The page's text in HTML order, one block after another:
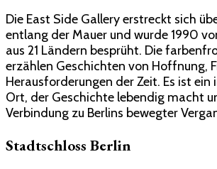
Die East Side Gallery erstreckt sich
entlang der Mauer und wurde 1990
aus 21 Ländern besprüht. Die
erzählen Geschichten von Hoffnung,
Herausforderungen der Zeit. Es ist ein
Ort, der Geschichte lebendig macht
Verbindung zu Berlins bewegter
Stadtschloss Berlin